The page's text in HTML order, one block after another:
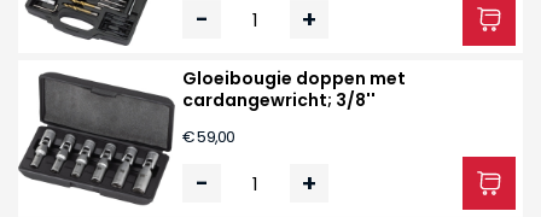
- +
Gloeibougie doppen met
cardangewricht; 3/8''
€ 59,00
- +